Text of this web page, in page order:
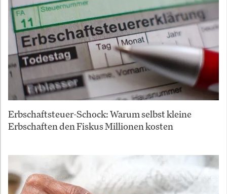
Erbschaftsteuer-Schock: Warum selbst kleine
Erbschaften den Fiskus Millionen kosten